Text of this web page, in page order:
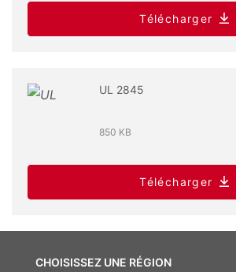
Télécharger
UL 2845
850 KB
Télécharger
CHOISISSEZ UNE RÉGION